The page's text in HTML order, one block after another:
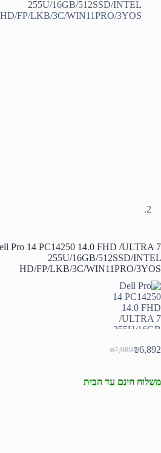
Pro 14 PC14250 14.0 FHD /ULTRA 7
255U/16GB/512SSD/INTEL
HD/FP/LKB/3C/WIN11PRO/3YOS
₪7,989
המחיר
₪7,989.
₪6,892 המחיר
₪6,892.
משלוח חינם עד הבית